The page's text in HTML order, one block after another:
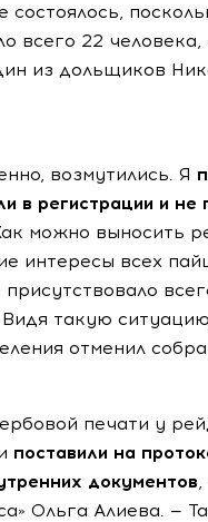
состоялось,
всего 22 человека,
из дольщиков
возмутились. Я
в регистрации и не
можно выносить
интересы всех
такую
отменил
печати у
поставили на
документов,
Ольга Алиева. —